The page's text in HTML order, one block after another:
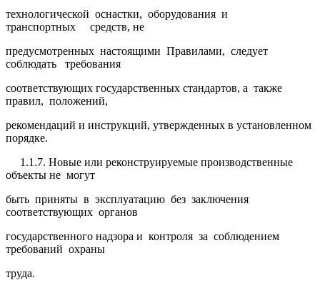
технологической оснастки, оборудования и
транспортных средств, не
предусмотренных настоящими Правилами, следует
соблюдать требования
соответствующих государственных стандартов, а также
правил, положений,
рекомендаций и инструкций, утвержденных в установленном
порядке.
1.1.7. Новые или реконструируемые производственные
объекты не могут
быть приняты в эксплуатацию без заключения
соответствующих органов
государственного надзора и контроля за соблюдением
требований охраны
труда.